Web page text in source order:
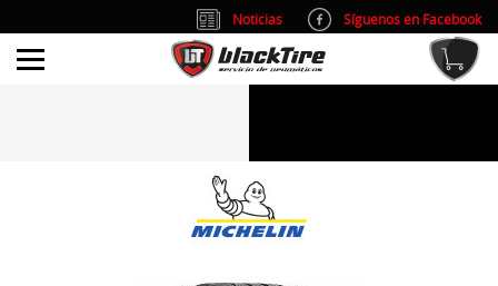
Noticias
Síguenos en Facebook
info@blacktire.es
Atención al cliente: L/V 9:00-14:00 y 15:00-19:00